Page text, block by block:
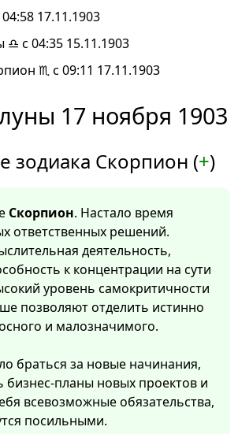
17.11.1903
с 04:35 15.11.1903
♏ с 09:11 17.11.1903
17 ноября 1903
зодиака Скорпион (+)
Скорпион. Настало время
ответственных решений.
деятельность,
к концентрации на сути
уровень самокритичности
позволяют отделить истинно
и малозначимого.
браться за новые начинания,
бизнес-планы новых проектов и
всевозможные обязательства,
посильными.